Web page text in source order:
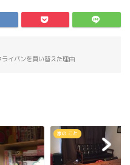
イパンを買い替えた理由
家の こと